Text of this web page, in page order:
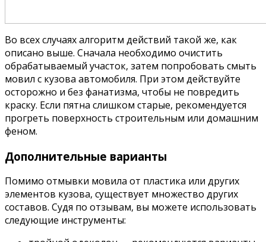
Во всех случаях алгоритм действий такой же, как
описано выше. Сначала необходимо очистить
обрабатываемый участок, затем попробовать смыть
мовил с кузова автомобиля. При этом действуйте
осторожно и без фанатизма, чтобы не повредить
краску. Если пятна слишком старые, рекомендуется
прогреть поверхность строительным или домашним
феном.
Дополнительные варианты
Помимо отмывки мовила от пластика или других
элементов кузова, существует множество других
составов. Судя по отзывам, вы можете использовать
следующие инструменты: